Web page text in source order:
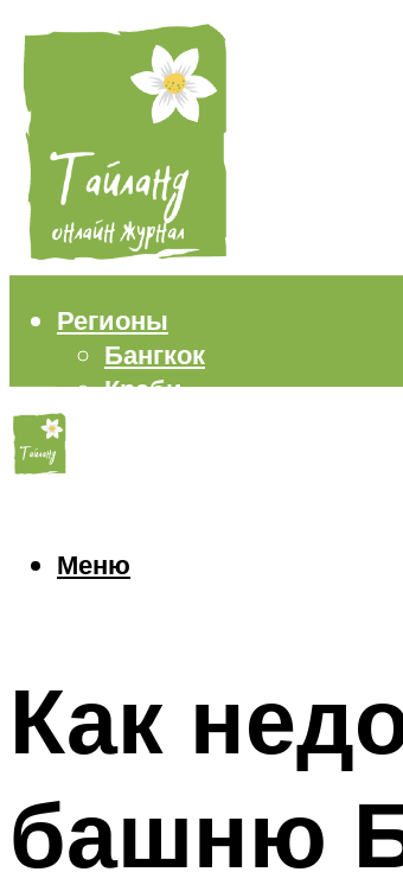
Регионы
Бангкок
Краби
Еда
Меню
Меню
Как
башню